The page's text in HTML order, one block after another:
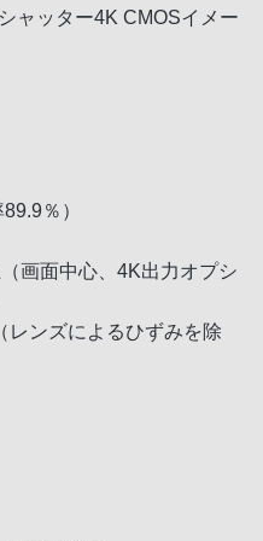
ャッター4K CMOSイメー
％）
画面中心、4K出力オプシ
レンズによるひずみを除